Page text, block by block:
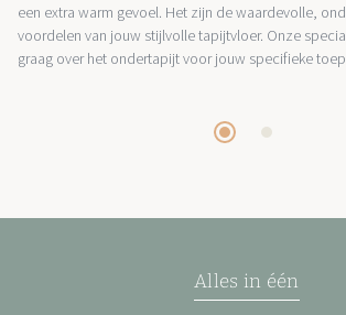
een extra warm gevoel. Het zijn de waardevolle,
voordelen van jouw stijlvolle tapijtvloer. Onze
graag over het ondertapijt voor jouw specifieke
Alles in één